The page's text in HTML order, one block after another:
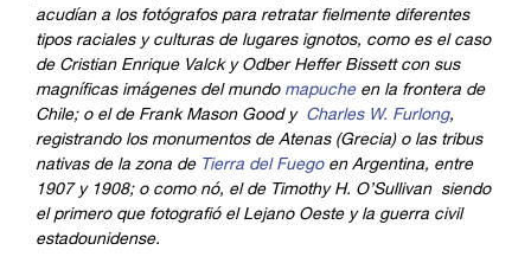
acudían a los fotógrafos para retratar fielmente diferentes
tipos raciales y culturas de lugares ignotos, como es el caso
de Cristian Enrique Valck y Odber Heffer Bissett con sus
magníficas imágenes del mundo mapucheen la frontera de
Chile; o el de Frank Mason Good y Charles W. Furlong,
registrando los monumentos de Atenas (Grecia) o las tribus
nativas de la zona de Tierra del Fuegoen Argentina, entre
1907 y 1908; o como nó, el de Timothy H. O’Sullivan siendo
el primero que fotografió el Lejano Oeste y la guerra civil
estadounidense.